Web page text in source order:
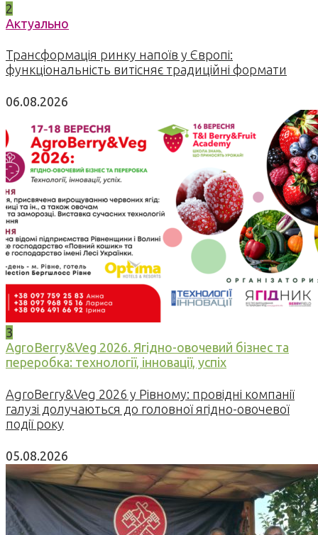
2
Актуально
Трансформація ринку напоїв у Європі:
функціональність витісняє традиційні формати
06.08.2026
3
AgroBerry&Veg 2026. Ягідно-овочевий бізнес та
переробка: технології, інновації, успіх
AgroBerry&Veg 2026 у Рівному: провідні компанії
галузі долучаються до головної ягідно-овочевої
події року
05.08.2026